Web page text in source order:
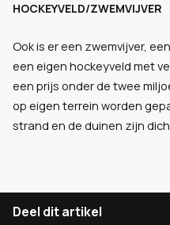
HOCKEYVELD/ZWEMVIJVER
Ook is er een zwemvijver,
een eigen hockeyveld met
een prijs onder de twee
op eigen terrein worden
strand en de duinen zijn
Deel dit artikel